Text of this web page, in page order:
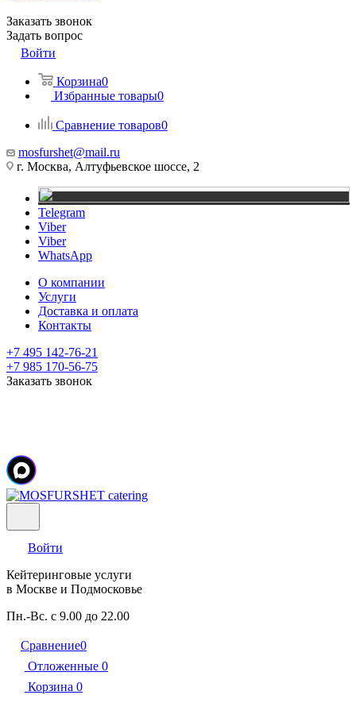
Заказать звонок
Задать вопрос
Войти
Корзина0
Избранные товары0
Сравнение товаров0
mosfurshet@mail.ru
г. Москва, Алтуфьевское шоссе, 2
Telegram
Viber
Viber
WhatsApp
О компании
Услуги
Доставка и оплата
Контакты
+7 495 142-76-21
+7 985 170-56-75
Заказать звонок
Войти
Кейтеринговые услуги
в Москве и Подмосковье
Пн.-Вс. с 9.00 до 22.00
Сравнение0
Отложенные 0
Корзина 0